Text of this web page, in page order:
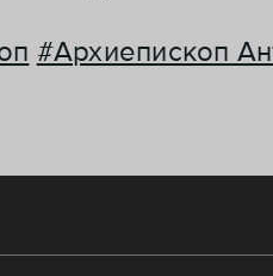
#Архиепископ